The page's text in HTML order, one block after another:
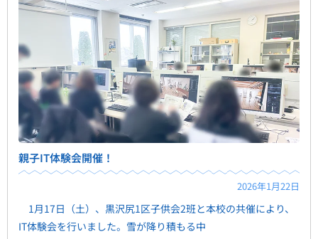
親子IT体験会開催！
2026年1月22日
1月17日（土）、黒沢尻1区子供会2班と本校の共催により、
IT体験会を行いました。雪が降り積もる中